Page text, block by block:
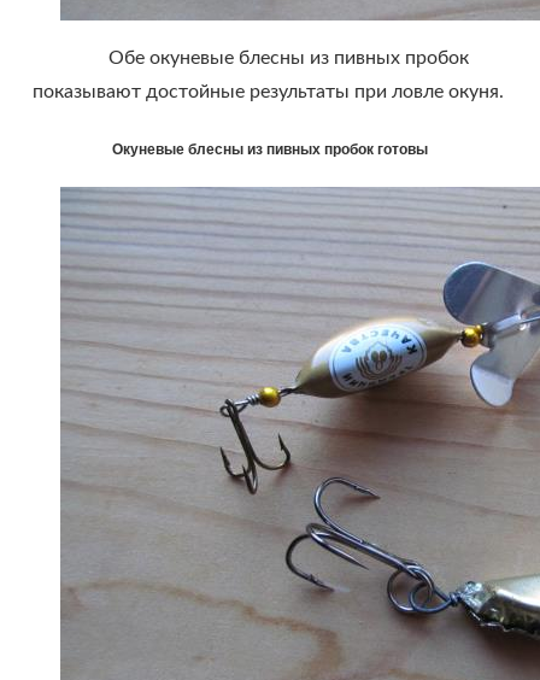
Обе окуневые блесны из пивных пробок
показывают достойные результаты при ловле окуня.
Окуневые блесны из пивных пробок готовы